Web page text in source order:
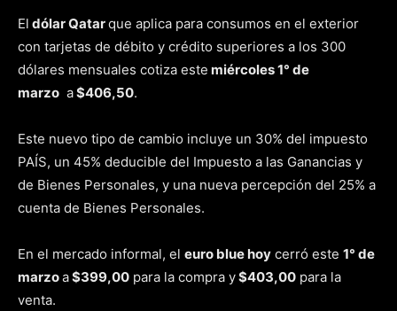
El dólar Qatarque aplica para consumos en el exterior
con tarjetas de débito y crédito superiores a los 300
dólares mensuales cotiza este miércoles 1° de
marzo a$406,50.
Este nuevo tipo de cambio incluye un 30% del impuesto
PAÍS, un 45% deducible del Impuesto a las Ganancias y
de Bienes Personales, y una nueva percepción del 25% a
cuenta de Bienes Personales.
En el mercado informal, el euro blue hoy cerró este 1° de
marzo​a$399,00 para la compra y$403,00 para la
venta.